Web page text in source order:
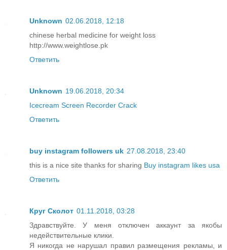
Unknown 02.06.2018, 12:18
chinese herbal medicine for weight loss
http://www.weightlose.pk
Ответить
Unknown 19.06.2018, 20:34
Icecream Screen Recorder Crack
Ответить
buy instagram followers uk 27.08.2018, 23:40
this is a nice site thanks for sharing Buy instagram likes usa
Ответить
Круг Сколот 01.11.2018, 03:28
Здравствуйте. У меня отключен аккаунт за якобы
недействительные клики.
Я никогда не нарушал правил размещения рекламы, и